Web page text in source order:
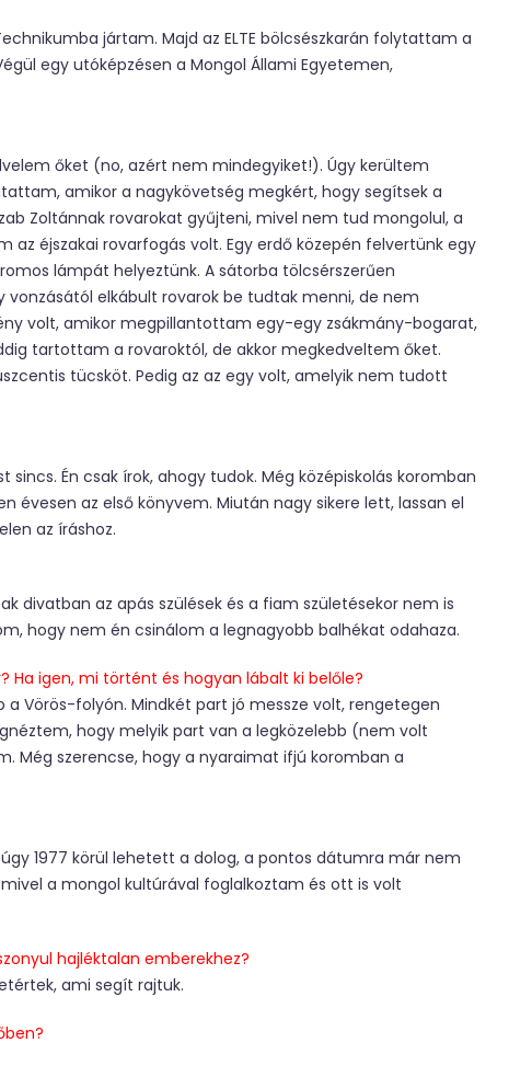
jártam. Majd az ELTE bölcsészkarán folytattam a
egy utóképzésen a Mongol Állami Egyetemen,
őket (no, azért nem mindegyiket!). Úgy kerültem
amikor a nagykövetség megkért, hogy segítsek a
Zoltánnak rovarokat gyűjteni, mivel nem tud mongolul, a
az éjszakai rovarfogás volt. Egy erdő közepén felvertünk egy
lámpát helyeztünk. A sátorba tölcsérszerűen
elkábult rovarok be tudtak menni, de nem
volt, amikor megpillantottam egy-egy zsákmány-bogarat,
tartottam a rovaroktól, de akkor megkedveltem őket.
tücsköt. Pedig az az egy volt, amelyik nem tudott
Én csak írok, ahogy tudok. Még középiskolás koromban
évesen az első könyvem. Miután nagy sikere lett, lassan el
az íráshoz.
divatban az apás szülések és a fiam születésekor nem is
hogy nem én csinálom a legnagyobb balhékat odahaza.
Ha igen, mi történt és hogyan lábalt ki belőle?
Vörös-folyón. Mindkét part jó messze volt, rengetegen
hogy melyik part van a legközelebb (nem volt
Még szerencse, hogy a nyaraimat ifjú koromban a
1977 körül lehetett a dolog, a pontos dátumra már nem
a mongol kultúrával foglalkoztam és ott is volt
hajléktalan emberekhez?
ami segít rajtuk.